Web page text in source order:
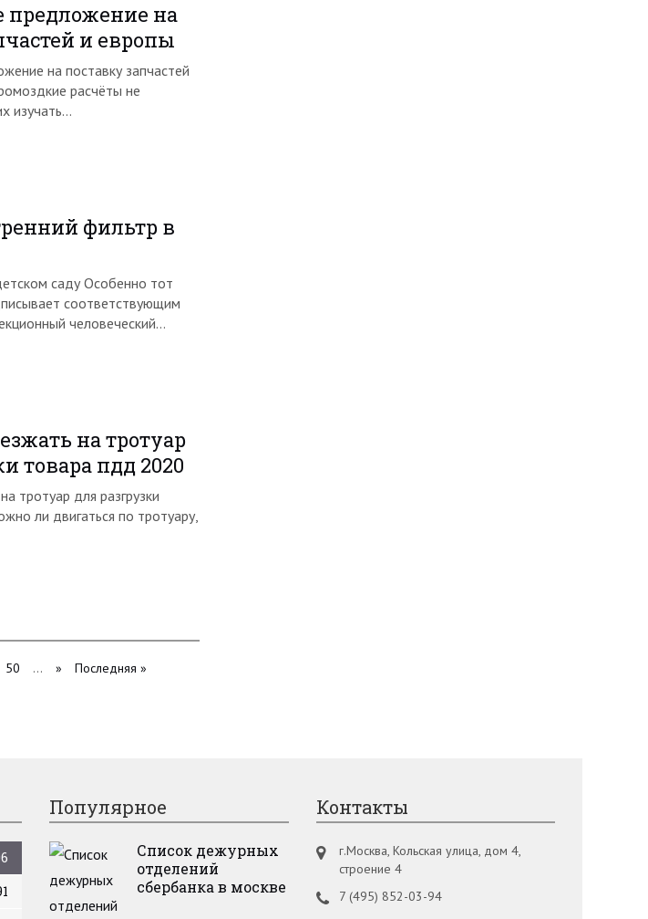
предложение на
и европы
на поставку запчастей
расчёты не
изучать…
фильтр в
саду Особенно тот
соответствующим
человеческий…
на тротуар
товара пдд 2020
тротуар для разгрузки
ли двигаться по тротуару,
50 ... » Последняя »
Популярное
Список дежурных
отделений
сбербанка в москве
Контакты
г.Москва, Кольская улица, дом 4,
строение 4
7 (495) 852-03-94